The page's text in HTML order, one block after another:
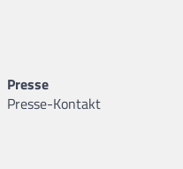
Presse
Presse-Kontakt